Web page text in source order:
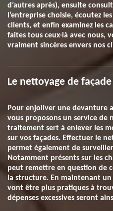
d’autres après), ensuite
l’entreprise choisie, écoutez
clients, et enfin examinez les
faites tous ceux-là avec nous,
vraiment sincères envers nos
Le nettoyage de
Pour enjoliver une devanture
vous proposons un service de
traitement sert à enlever les
sur vos façades. Effectuer le
permet également de
Notamment présents sur les
peut remettre en question de
la structure. En maintenant
vont être plus pratiques à
dépenses excessives seront